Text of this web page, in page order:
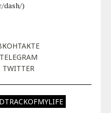
dash/)
TELEGRAM
TWITTER